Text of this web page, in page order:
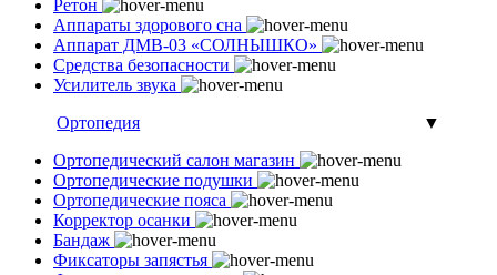
Ретон
Аппараты здорового сна
Аппарат ДМВ-03 «СОЛНЫШКО»
Средства безопасности
Усилитель звука
Ортопедия
▼
Ортопедический салон магазин
Ортопедические подушки
Ортопедические пояса
Корректор осанки
Бандаж
Фиксаторы запястья